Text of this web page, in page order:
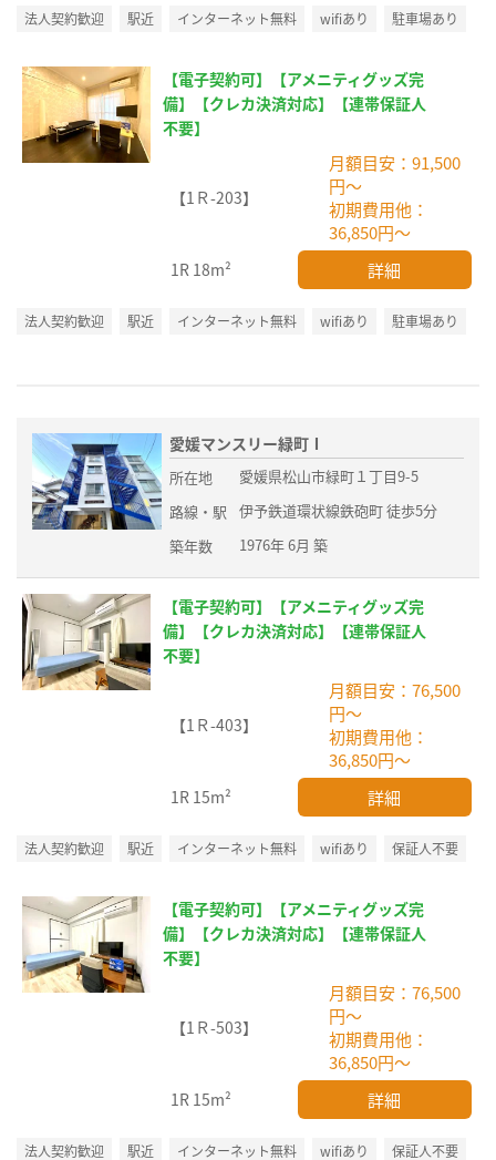
法人契約歓迎 駅近 インターネット無料 wifiあり 駐車場あり
【電子契約可】【アメニティグッズ完
備】【クレカ決済対応】【連帯保証人
不要】
【1Ｒ-203】
月額目安：91,500
円～
初期費用他：
36,850円～
1R 18m² 詳細
法人契約歓迎 駅近 インターネット無料 wifiあり 駐車場あり
愛媛マンスリー緑町Ⅰ
所在地
愛媛県松山市緑町１丁目9-5
路線・駅
伊予鉄道環状線鉄砲町 徒歩5分
築年数
1976年 6月 築
【電子契約可】【アメニティグッズ完
備】【クレカ決済対応】【連帯保証人
不要】
【1Ｒ-403】
月額目安：76,500
円～
初期費用他：
36,850円～
1R 15m² 詳細
法人契約歓迎 駅近 インターネット無料 wifiあり 保証人不要
【電子契約可】【アメニティグッズ完
備】【クレカ決済対応】【連帯保証人
不要】
【1Ｒ-503】
月額目安：76,500
円～
初期費用他：
36,850円～
1R 15m² 詳細
法人契約歓迎 駅近 インターネット無料 wifiあり 保証人不要